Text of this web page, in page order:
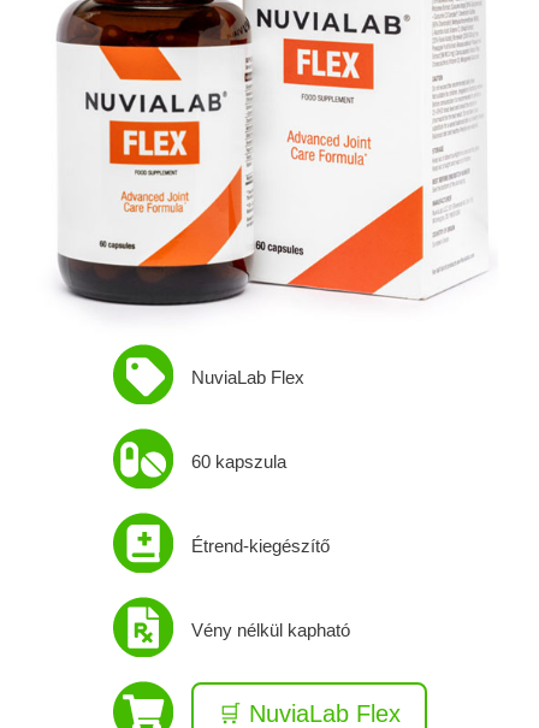
NuviaLab Flex
60 kapszula
Étrend-kiegészítő
Vény nélkül kapható
🛒 NuviaLab Flex